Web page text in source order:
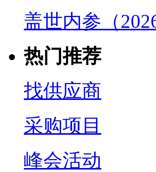
盖世内参（
热门推荐
找供应商
采购项目
峰会活动